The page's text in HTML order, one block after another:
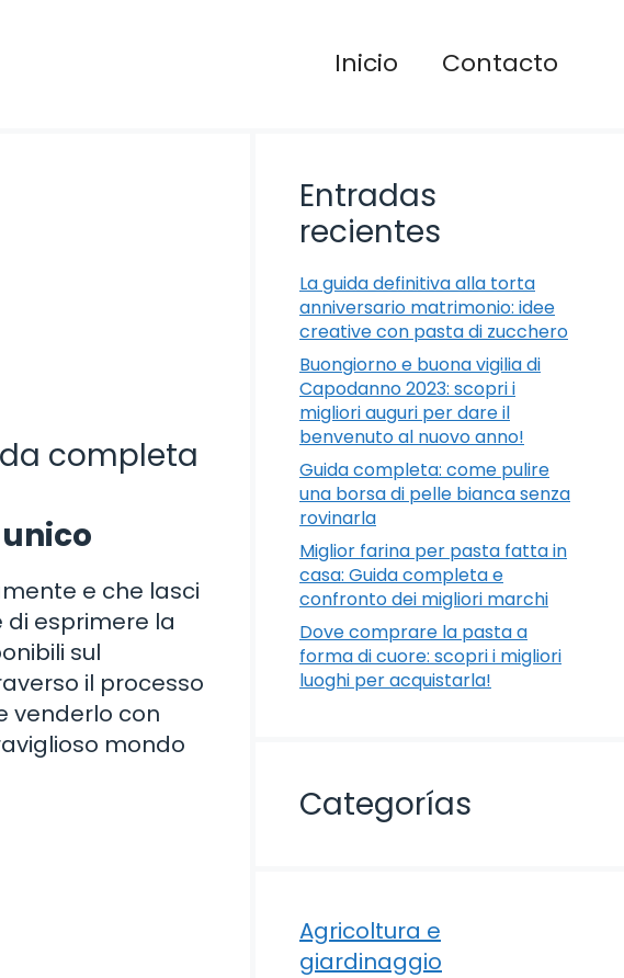
Inicio Contacto
completa
e che lasci
di esprimere la
sul
il processo
venderlo con
mondo
Entradas
recientes
La guida definitiva alla torta
anniversario matrimonio: idee
creative con pasta di zucchero
Buongiorno e buona vigilia di
Capodanno 2023: scopri i
migliori auguri per dare il
benvenuto al nuovo anno!
Guida completa: come pulire
una borsa di pelle bianca senza
rovinarla
Miglior farina per pasta fatta in
casa: Guida completa e
confronto dei migliori marchi
Dove comprare la pasta a
forma di cuore: scopri i migliori
luoghi per acquistarla!
Categorías
Agricoltura e
giardinaggio